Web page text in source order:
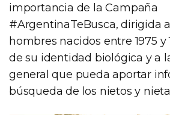
importancia de la Campaña
#ArgentinaTeBusca, dirigida
hombres nacidos entre 1975
de su identidad biológica y a
general que pueda aportar
búsqueda de los nietos y